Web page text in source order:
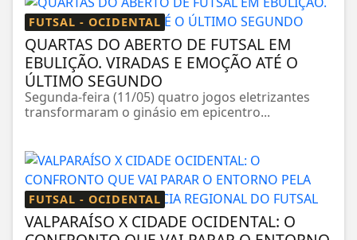
FUTSAL - OCIDENTAL
QUARTAS DO ABERTO DE FUTSAL EM
EBULIÇÃO. VIRADAS E EMOÇÃO ATÉ O
ÚLTIMO SEGUNDO
Segunda-feira (11/05) quatro jogos eletrizantes
transformaram o ginásio em epicentro...
FUTSAL - OCIDENTAL
VALPARAÍSO X CIDADE OCIDENTAL: O